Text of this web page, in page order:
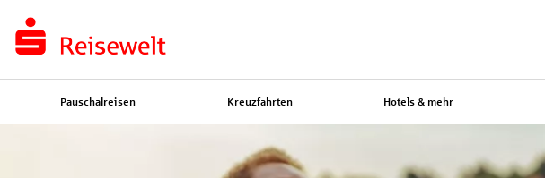
Pauschalreisen Kreuzfahrten Hotels & mehr